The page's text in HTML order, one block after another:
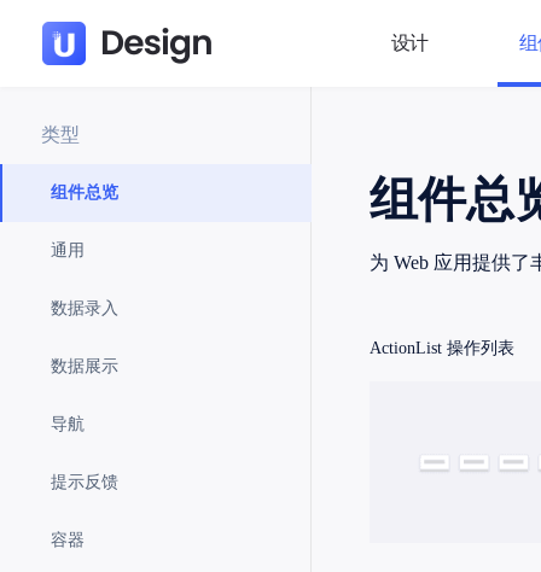
设计 组
类型
组件总览
通用
数据录入
数据展示
导航
提示反馈
容器
组件总
为 Web 应用提供
ActionList 操作列表